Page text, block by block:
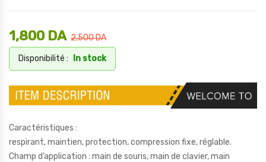
2,500DA
1,800 DA
Disponibilité : In stock
Caractéristiques :
respirant, maintien, protection, compression fixe, réglable.
Champ d’application : main de souris, main de clavier, main